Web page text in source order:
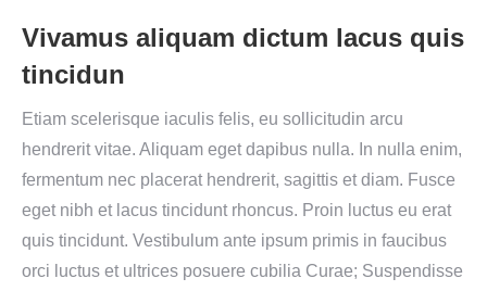
Vivamus aliquam dictum lacus quis
tincidun
Etiam scelerisque iaculis felis, eu sollicitudin arcu
hendrerit vitae. Aliquam eget dapibus nulla. In nulla enim,
fermentum nec placerat hendrerit, sagittis et diam. Fusce
eget nibh et lacus tincidunt rhoncus. Proin luctus eu erat
quis tincidunt. Vestibulum ante ipsum primis in faucibus
orci luctus et ultrices posuere cubilia Curae; Suspendisse